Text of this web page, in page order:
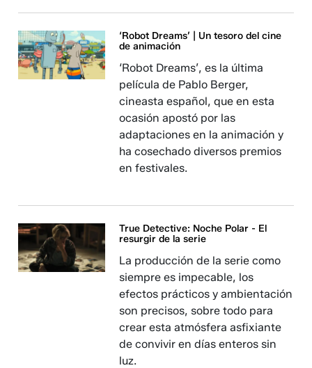
‘Robot Dreams’ | Un tesoro del cine
de animación
‘Robot Dreams’, es la última
película de Pablo Berger,
cineasta español, que en esta
ocasión apostó por las
adaptaciones en la animación y
ha cosechado diversos premios
en festivales.
True Detective: Noche Polar - El
resurgir de la serie
La producción de la serie como
siempre es impecable, los
efectos prácticos y ambientación
son precisos, sobre todo para
crear esta atmósfera asfixiante
de convivir en días enteros sin
luz.